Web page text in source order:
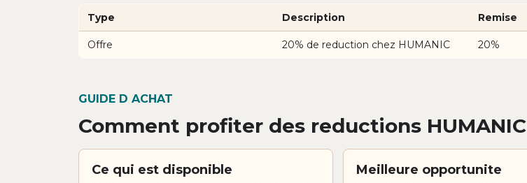
Type Description Remise
Offre 20% de reduction chez HUMANIC 20%
GUIDE D ACHAT
Comment profiter des reductions HUMANIC
Ce qui est disponible Meilleure opportunite